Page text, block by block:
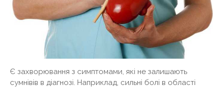
Є захворювання з симптомами, які не залишають
сумнівів в діагнозі. Наприклад, сильні болі в області